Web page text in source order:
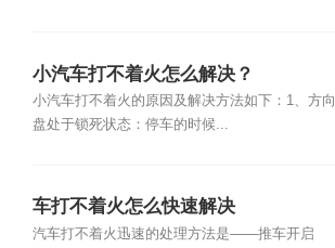
小汽车打不着火怎么解决？
小汽车打不着火的原因及解决方法如下：1、方向
盘处于锁死状态：停车的时候...
车打不着火怎么快速解决
汽车打不着火迅速的处理方法是——推车开启